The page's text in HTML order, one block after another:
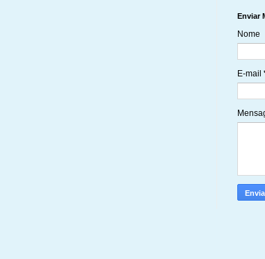
Enviar
Nome
E-mail